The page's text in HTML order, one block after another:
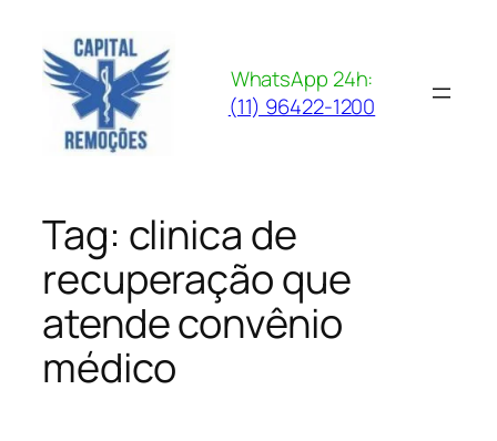
para
conteúdo
WhatsApp 24h:
(11) 96422-1200
Tag: clinica de
recuperação que
atende convênio
médico